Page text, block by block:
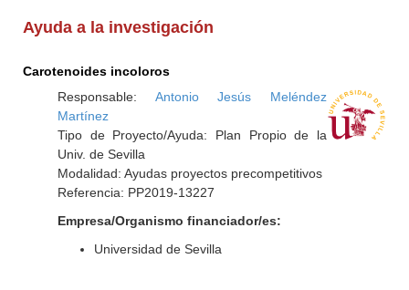
Ayuda a la investigación
Carotenoides incoloros
Responsable: Antonio Jesús Meléndez
Martínez
Tipo de Proyecto/Ayuda: Plan Propio de la
Univ. de Sevilla
Modalidad: Ayudas proyectos precompetitivos
Referencia: PP2019-13227
Empresa/Organismo financiador/es:
Universidad de Sevilla